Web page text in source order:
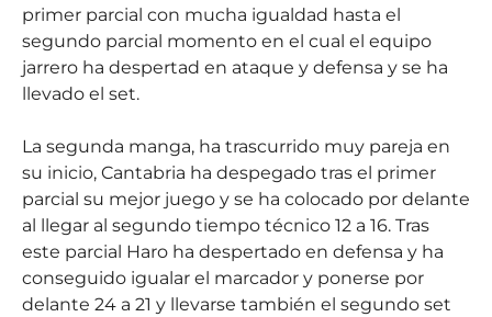
primer parcial con mucha igualdad hasta el
segundo parcial momento en el cual el equipo
jarrero ha despertad en ataque y defensa y se ha
llevado el set.
La segunda manga, ha trascurrido muy pareja en
su inicio, Cantabria ha despegado tras el primer
parcial su mejor juego y se ha colocado por delante
al llegar al segundo tiempo técnico 12 a 16. Tras
este parcial Haro ha despertado en defensa y ha
conseguido igualar el marcador y ponerse por
delante 24 a 21 y llevarse también el segundo set